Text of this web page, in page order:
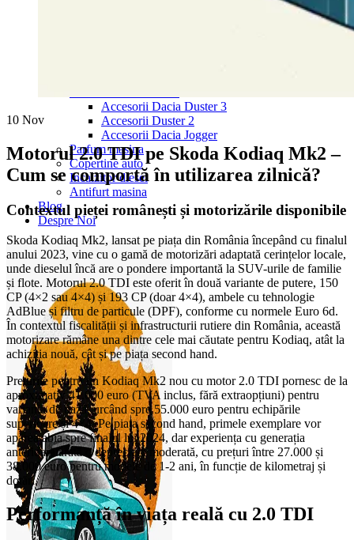
Accesorii Dacia Duster 3
Accesorii Duster 2
Accesorii Dacia Jogger
Parfum masina
Copertine auto
Incalzitor diesel
Antifurt masina
Blog
Despre Noi
10 Nov
Motorul 2.0 TDI pe Skoda Kodiaq Mk2 –
Cum se comportă în utilizarea zilnică?
Contextul pieței românești și motorizările disponibile
Skoda Kodiaq Mk2, lansat pe piața din România începând cu finalul
anului 2023, vine cu o gamă de motorizări adaptată cerințelor locale,
unde dieselul încă are o pondere importantă la SUV-urile de familie
și flote. Motorul 2.0 TDI este oferit în două variante de putere, 150
CP (4×2 sau 4×4) și 193 CP (doar 4×4), ambele cu tehnologie
AdBlue și filtru de particule (DPF), conforme cu normele Euro 6d.
În contextul fiscalității și infrastructurii rutiere din România, această
motorizare rămâne una dintre cele mai căutate pentru Kodiaq, atât la
achiziția nouă, cât și pe piața second hand.
Prețurile pentru un Kodiaq Mk2 nou cu motor 2.0 TDI pornesc de la
aproximativ 41.000 euro (TVA inclus, fără extraopțiuni) pentru
varianta de bază, urcând spre 55.000 euro pentru echipările
superioare și 4×4. Pe piața second hand, primele exemplare vor
apărea abia spre finalul lui 2024, dar experiența cu generația
anterioară arată o depreciere moderată, cu prețuri între 27.000 și
38.000 euro pentru modele de 1-2 ani, în funcție de kilometraj și
dotări.
Performanță în viața reală cu 2.0 TDI